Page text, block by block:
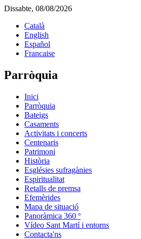
Dissabte, 08/08/2026
Català
English
Español
Francaise
Parròquia
Inici
Parròquia
Bateigs
Casaments
Activitats i concerts
Centenaris
Patrimoni
Història
Esglésies sufragànies
Espiritualitat
Retalls de premsa
Efemèrides
Mapa de situació
Panoràmica 360 º
Vídeo Sant Martí i entorns
Contacta'ns